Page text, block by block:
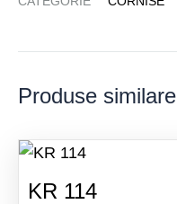
Produse similare
KR 114